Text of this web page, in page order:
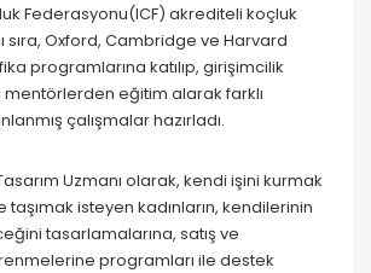
Federasyonu(ICF) akrediteli koçluk
sıra, Oxford, Cambridge ve Harvard
programlarına katılıp, girişimcilik
mentörlerden eğitim alarak farklı
çalışmalar hazırladı.
Uzmanı olarak, kendi işini kurmak
isteyen kadınların, kendilerinin
tasarlamalarına, satış ve
programları ile destek